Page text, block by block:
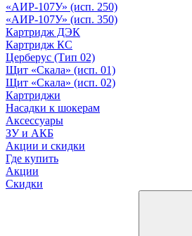
«АИР-107У» (исп. 250)
«АИР-107У» (исп. 350)
Картридж ДЭК
Картридж КС
Церберус (Тип 02)
Щит «Скала» (исп. 01)
Щит «Скала» (исп. 02)
Картриджи
Насадки к шокерам
Аксессуары
ЗУ и АКБ
Акции и скидки
Где купить
Акции
Скидки